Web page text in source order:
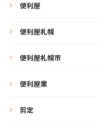
便利屋
便利屋札幌
便利屋札幌市
便利屋業
剪定